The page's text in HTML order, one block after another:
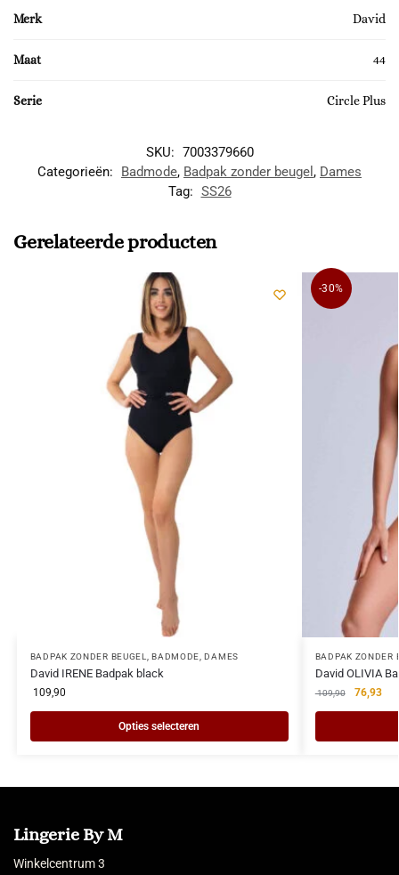
Merk David
Maat 44
Serie Circle Plus
SKU: 7003379660
Categorieën:
Badmode, Badpak zonder beugel , Dames
Tag: SS26
Gerelateerde producten
BADPAK ZONDER BEUGEL ,BADMODE ,DAMES
David IRENE Badpak black
109,90
Opties selecteren
-30%
BADPAK ZONDER
David OLIVIA
109,90 76,93
Lingerie By M
Winkelcentrum 3